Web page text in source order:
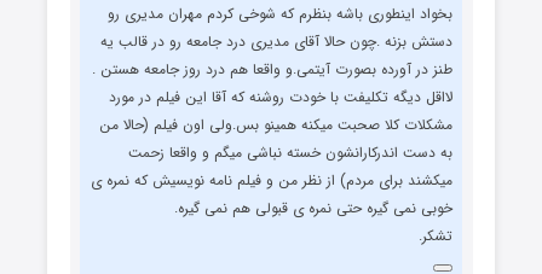
بخواد اینطوری باشه بنظرم که شوخی کردم مهران مدیری رو
دستش بزنه .چون حالا آقای مدیری درد جامعه رو در قالب یه
طنز در آورده بصورت آیتمی.و واقعا هم درد روز جامعه هستن .
لااقل دیگه تکلیفت با خودت روشنه که آقا این فیلم در مورد
مشکلات کلا صحبت میکنه همینو بس.ولی اون فیلم (حالا من
به دست اندرکارانشون خسته نباشی میگم و واقعا زحمت
میکشند برای مردم) از نظر من و فیلم نامه نویسیش که نمره ی
خوبی نمی گیره حتی نمره ی قبولی هم نمی گیره.
تشکر.